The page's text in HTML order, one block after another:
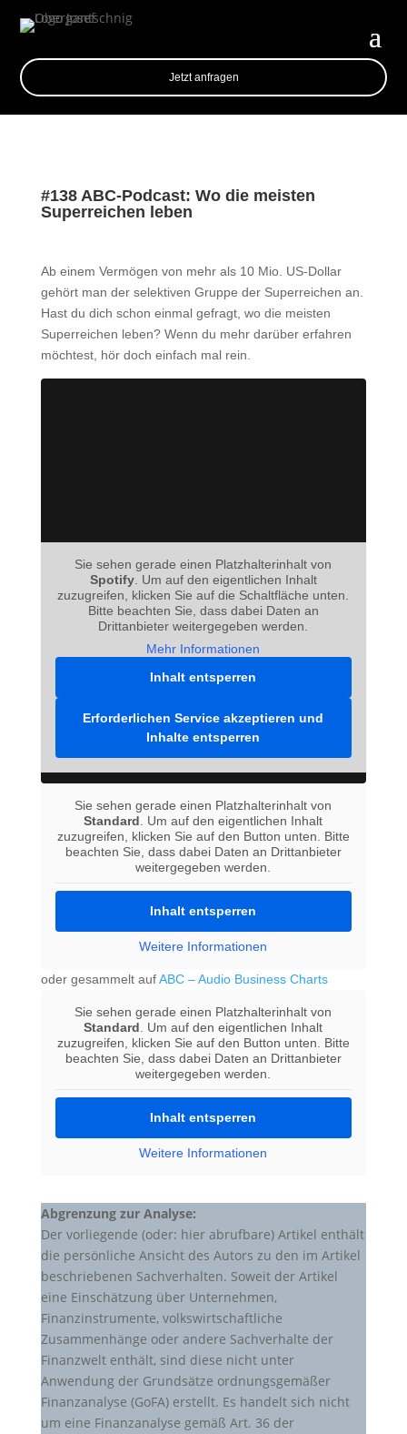
Jetzt anfragen
#138 ABC-Podcast: Wo die meisten
Superreichen leben
Ab einem Vermögen von mehr als 10 Mio. US-Dollar
gehört man der selektiven Gruppe der Superreichen an.
Hast du dich schon einmal gefragt, wo die meisten
Superreichen leben? Wenn du mehr darüber erfahren
möchtest, hör doch einfach mal rein.
Sie sehen gerade einen Platzhalterinhalt von
Spotify. Um auf den eigentlichen Inhalt
zuzugreifen, klicken Sie auf die Schaltfläche unten.
Bitte beachten Sie, dass dabei Daten an
Drittanbieter weitergegeben werden.
Mehr Informationen
Inhalt entsperren
Erforderlichen Service akzeptieren und
Inhalte entsperren
Sie sehen gerade einen Platzhalterinhalt von
Standard . Um auf den eigentlichen Inhalt
zuzugreifen, klicken Sie auf den Button unten. Bitte
beachten Sie, dass dabei Daten an Drittanbieter
weitergegeben werden.
Inhalt entsperren
Weitere Informationen
oder gesammelt aufABC – Audio Business Charts
Sie sehen gerade einen Platzhalterinhalt von
Standard . Um auf den eigentlichen Inhalt
zuzugreifen, klicken Sie auf den Button unten. Bitte
beachten Sie, dass dabei Daten an Drittanbieter
weitergegeben werden.
Inhalt entsperren
Weitere Informationen
Abgrenzung zur Analyse:
Der vorliegende (oder: hier abrufbare) Artikel enthält
die persönliche Ansicht des Autors zu den im Artikel
beschriebenen Sachverhalten. Soweit der Artikel
eine Einschätzung über Unternehmen,
Finanzinstrumente, volkswirtschaftliche
Zusammenhänge oder andere Sachverhalte der
Finanzwelt enthält, sind diese nicht unter
Anwendung der Grundsätze ordnungsgemäßer
Finanzanalyse (GoFA) erstellt. Es handelt sich nicht
um eine Finanzanalyse gemäß Art. 36 der